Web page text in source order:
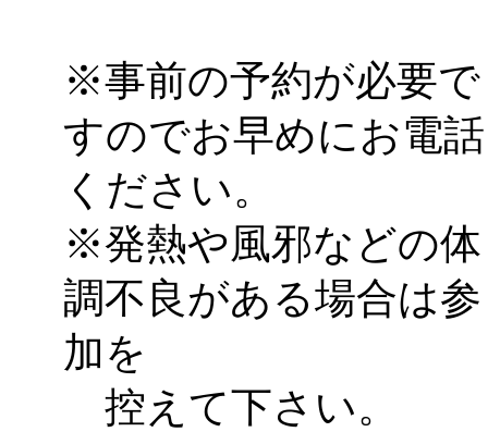
※事前の予約が必要で
すのでお早めにお電話
ください。
※発熱や風邪などの体
調不良がある場合は参
加を
控えて下さい。